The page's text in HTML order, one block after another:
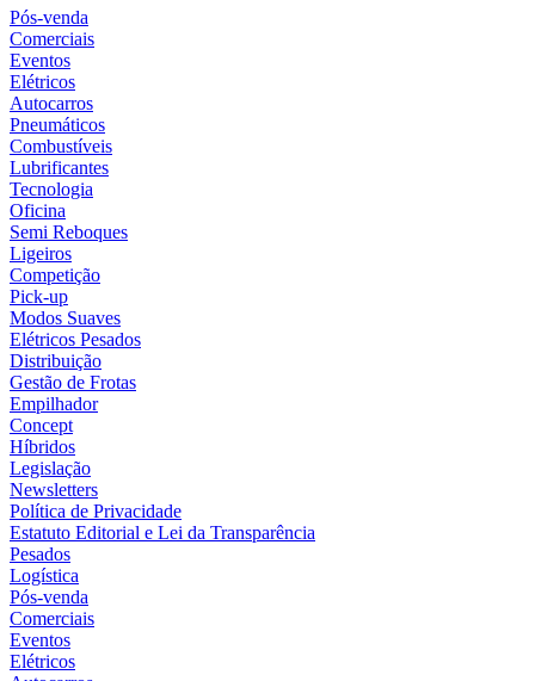
Pós-venda
Comerciais
Eventos
Elétricos
Autocarros
Pneumáticos
Combustíveis
Lubrificantes
Tecnologia
Oficina
Semi Reboques
Ligeiros
Competição
Pick-up
Modos Suaves
Elétricos Pesados
Distribuição
Gestão de Frotas
Empilhador
Concept
Híbridos
Legislação
Newsletters
Política de Privacidade
Estatuto Editorial e Lei da Transparência
Pesados
Logística
Pós-venda
Comerciais
Eventos
Elétricos